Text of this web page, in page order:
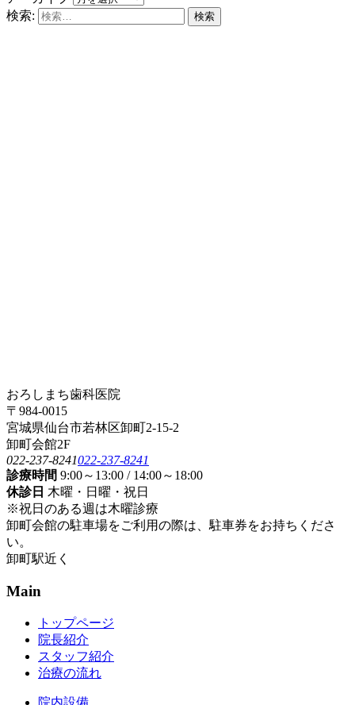
検索:
おろしまち歯科医院
〒984-0015
宮城県仙台市若林区卸町2-15-2
卸町会館2F
022-237-8241022-237-8241
診療時間 9:00～13:00 / 14:00～18:00
休診日 木曜・日曜・祝日
※祝日のある週は木曜診療
卸町会館の駐車場をご利用の際は、駐車券をお持ちくださ
い。
卸町駅近く
Main
トップページ
院長紹介
スタッフ紹介
治療の流れ
院内設備